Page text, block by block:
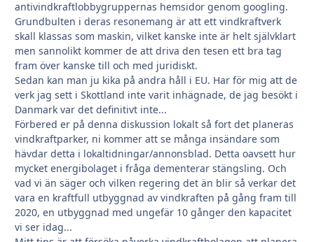
antivindkraftlobbygruppernas hemsidor genom googling.
Grundbulten i deras resonemang är att ett vindkraftverk
skall klassas som maskin, vilket kanske inte är helt självklart
men sannolikt kommer de att driva den tesen ett bra tag
fram över kanske till och med juridiskt.
Sedan kan man ju kika på andra håll i EU. Har för mig att de
verk jag sett i Skottland inte varit inhägnade, de jag besökt i
Danmark var det definitivt inte...
Förbered er på denna diskussion lokalt så fort det planeras
vindkraftparker, ni kommer att se många insändare som
hävdar detta i lokaltidningar/annonsblad. Detta oavsett hur
mycket energibolaget i fråga dementerar stängsling. Och
vad vi än säger och vilken regering det än blir så verkar det
vara en kraftfull utbyggnad av vindkraften på gång fram till
2020, en utbyggnad med ungefär 10 gånger den kapacitet
vi ser idag...